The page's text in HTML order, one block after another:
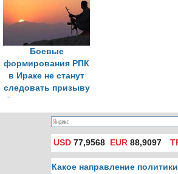
Боевые
формирования РПК
в Ираке не станут
следовать призыву
Оджалана сложить
оружие
USD 77,9568 EUR 88,9097
Какое направление